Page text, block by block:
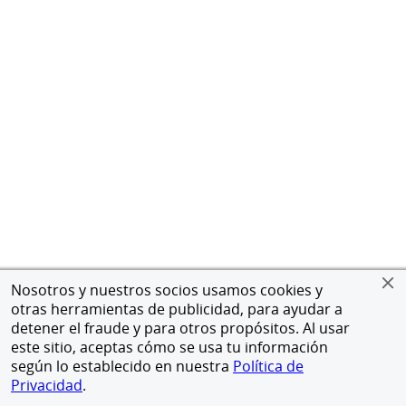
Nosotros y nuestros socios usamos cookies y
otras herramientas de publicidad, para ayudar a
detener el fraude y para otros propósitos. Al usar
este sitio, aceptas cómo se usa tu información
según lo establecido en nuestra Política de
Privacidad.